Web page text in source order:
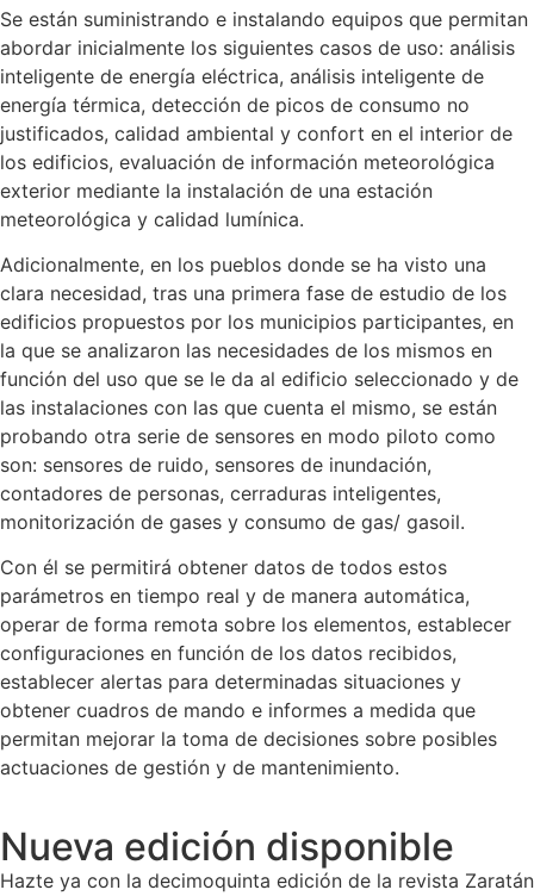
Se están suministrando e instalando equipos que permitan
abordar inicialmente los siguientes casos de uso: análisis
inteligente de energía eléctrica, análisis inteligente de
energía térmica, detección de picos de consumo no
justificados, calidad ambiental y confort en el interior de
los edificios, evaluación de información meteorológica
exterior mediante la instalación de una estación
meteorológica y calidad lumínica.
Adicionalmente, en los pueblos donde se ha visto una
clara necesidad, tras una primera fase de estudio de los
edificios propuestos por los municipios participantes, en
la que se analizaron las necesidades de los mismos en
función del uso que se le da al edificio seleccionado y de
las instalaciones con las que cuenta el mismo, se están
probando otra serie de sensores en modo piloto como
son: sensores de ruido, sensores de inundación,
contadores de personas, cerraduras inteligentes,
monitorización de gases y consumo de gas/ gasoil.
Con él se permitirá obtener datos de todos estos
parámetros en tiempo real y de manera automática,
operar de forma remota sobre los elementos, establecer
configuraciones en función de los datos recibidos,
establecer alertas para determinadas situaciones y
obtener cuadros de mando e informes a medida que
permitan mejorar la toma de decisiones sobre posibles
actuaciones de gestión y de mantenimiento.
Nueva edición disponible
Hazte ya con la decimoquinta edición de la revista Zaratán